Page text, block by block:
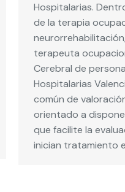
Hospitalarias.
de la terapia
terapeuta
Cerebral de
Hospitalarias
común de
orientado a
que facilite la
inician tratamiento